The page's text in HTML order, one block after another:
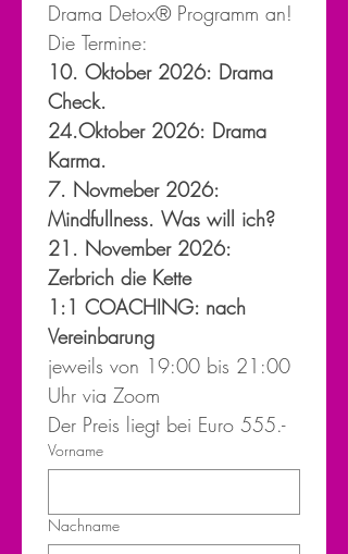
Drama Detox® Programm an!
Die Termine:
10. Oktober 2026: Drama
Check.
24.Oktober 2026: Drama
7. Novmeber 2026:
Mindfullness. Was will ich?
21. November 2026:
Zerbrich die Kette
1:1 COACHING: nach
Vereinbarung
jeweils von 19:00 bis 21:00
Uhr via Zoom
Der Preis liegt bei Euro 555.-
Vorname
Nachname